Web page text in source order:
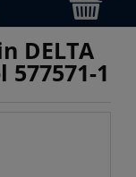
DELTA
577571-1